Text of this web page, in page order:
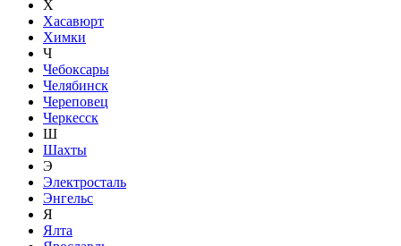
Х
Хасавюрт
Химки
Ч
Чебоксары
Челябинск
Череповец
Черкесск
Ш
Шахты
Э
Электросталь
Энгельс
Я
Ялта